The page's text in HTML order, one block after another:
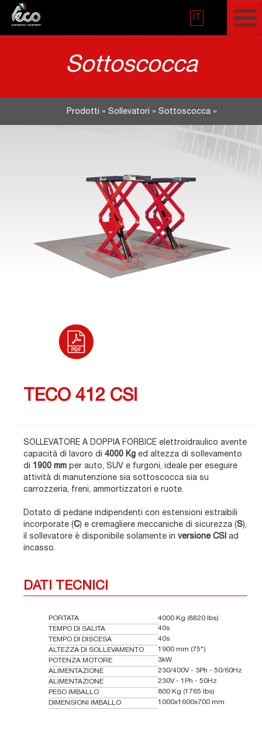
IT
Sottoscocca
Prodotti » Sollevatori » Sottoscocca»
TECO 412 CSI
SOLLEVATORE A DOPPIA FORBICE elettroidraulico avente
capacità di lavoro di 4000 Kg ed altezza di sollevamento
di 1900 mm per auto, SUV e furgoni, ideale per eseguire
attività di manutenzione sia sottoscocca sia su
carrozzeria, freni, ammortizzatori e ruote.
Dotato di pedane indipendenti con estensioni estraibili
incorporate (C) e cremagliere meccaniche di sicurezza (S),
il sollevatore è disponibile solamente in versione CSI ad
incasso.
DATI TECNICI
PORTATA
4000 Kg (8820 lbs)
TEMPO DI SALITA
40s
TEMPO DI DISCESA
40s
ALTEZZA DI SOLLEVAMENTO
1900 mm (75")
POTENZA MOTORE
3kW
ALIMENTAZIONE
230/400V - 3Ph - 50/60Hz
ALIMENTAZIONE
230V - 1Ph - 50Hz
PESO IMBALLO
800 Kg (1765 lbs)
DIMENSIONI IMBALLO
1000x1600x700 mm